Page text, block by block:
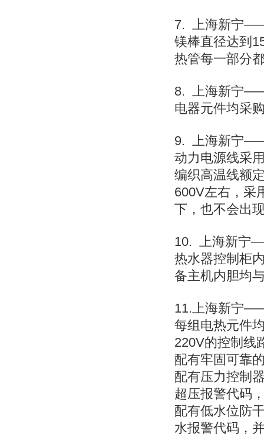
7. 上海新宁
镁棒直径达到
热管每一部分
8. 上海新宁
电器元件均采
9. 上海新宁
动力电源线采
编织高温线额
600V左右，采
下，也不会出
10. 上海新宁
热水器控制柜
备主机内胆均
11.上海新宁
每组电热元件
220V的控制线
配有牢固可靠
配有压力控制
超压报警代码
配有低水位防
水报警代码，